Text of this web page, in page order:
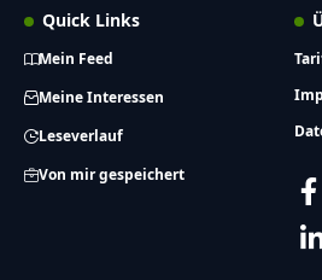
Quick Links
Mein Feed
Meine Interessen
Leseverlauf
Von mir gespeichert